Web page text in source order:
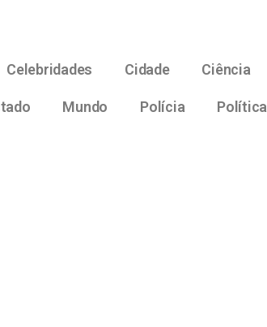
Celebridades Cidade Ciência
Mundo Polícia Política